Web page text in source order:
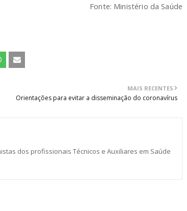
Fonte: Ministério da Saúde
MAIS RECENTES
Orientações para evitar a disseminação do coronavírus
dos profissionais Técnicos e Auxiliares em Saúde